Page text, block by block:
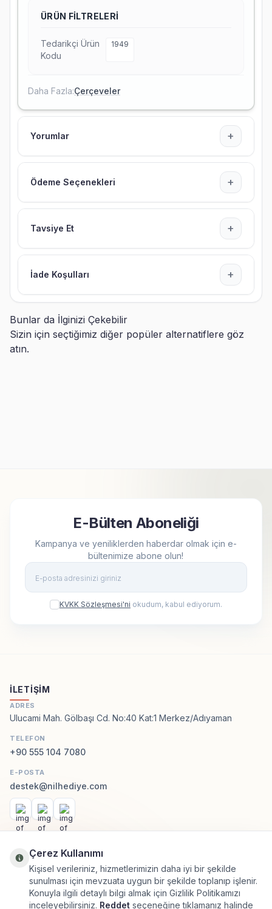
ÜRÜN FILTRELERI
Tedarikçi Ürün
Kodu
1949
Daha Fazla:Çerçeveler
Yorumlar +
Ödeme Seçenekleri +
Tavsiye Et +
İade Koşulları +
Bunlar da İlginizi Çekebilir
Sizin için seçtiğimiz diğer popüler alternatiflere göz
atın.
E-Bülten Aboneliği
Kampanya ve yeniliklerden haberdar olmak için e-
bültenimize abone olun!
KVKK Sözleşmesi'ni okudum, kabul ediyorum.
İLETIŞIM
ADRES
Ulucami Mah. Gölbaşı Cd. No:40 Kat:1 Merkez/Adıyaman
TELEFON
+90 555 104 7080
E-POSTA
destek@nilhediye.com
Facebook
InstagramWhatsApp
KATEGORILER
ÖNEMLI BILGILER
Çerez Kullanımı
Kişisel verileriniz, hizmetlerimizin daha iyi bir şekilde
sunulması için mevzuata uygun bir şekilde toplanıp işlenir.
Konuyla ilgili detaylı bilgi almak için Gizlilik Politikamızı
inceleyebilirsiniz. Reddet seçeneğine tıklamanız halinde